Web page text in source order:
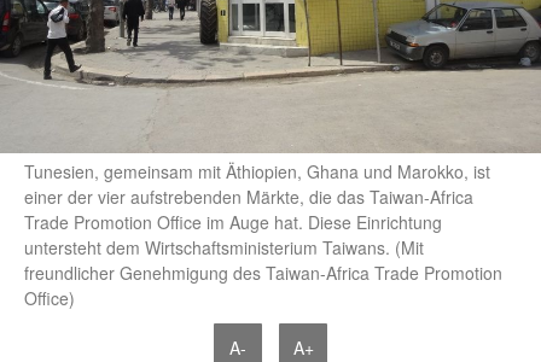
Tunesien, gemeinsam mit Äthiopien, Ghana und Marokko, ist
einer der vier aufstrebenden Märkte, die das Taiwan-Africa
Trade Promotion Office im Auge hat. Diese Einrichtung
untersteht dem Wirtschaftsministerium Taiwans. (Mit
freundlicher Genehmigung des Taiwan-Africa Trade Promotion
Office)
A- A+